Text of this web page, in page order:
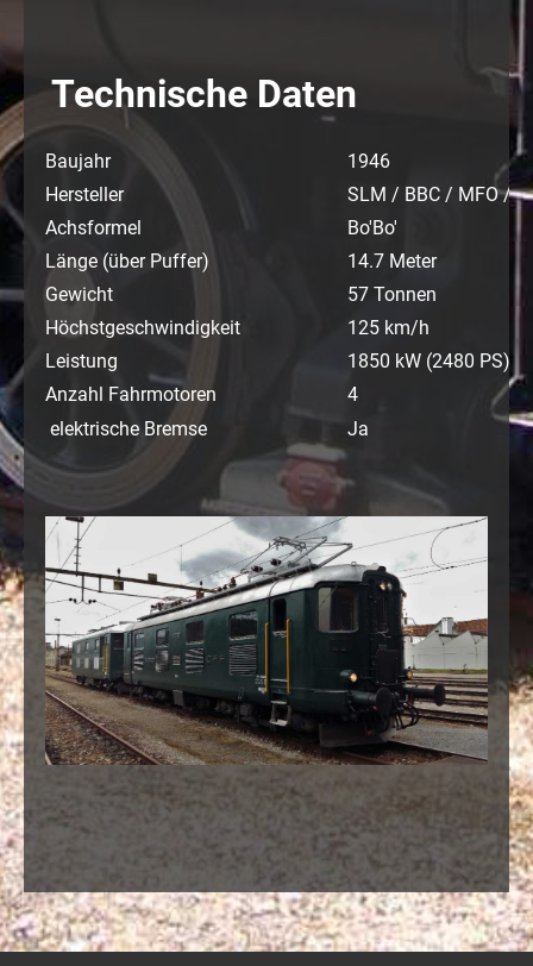
Technische Daten
Baujahr
1946
Hersteller
SLM / BBC / MFO /
Achsformel
Bo'Bo'
Länge (über Puffer)
14.7 Meter
Gewicht
57 Tonnen
Höchstgeschwindigkeit
125 km/h
Leistung
1850 kW (2480 PS)
Anzahl Fahrmotoren
4
elektrische Bremse
Ja